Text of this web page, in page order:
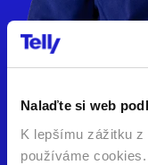
Nalaďte si web
K lepšímu zážitku z
používáme